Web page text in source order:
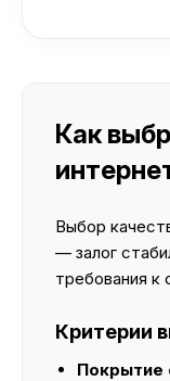
Как
Выбор
— залог
требования к
Критерии
Покрытие